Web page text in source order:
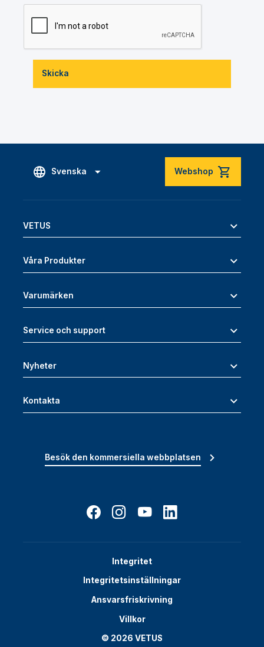
Skicka
Svenska Webshop
VETUS
Våra Produkter
Varumärken
Service och support
Nyheter
Kontakta
Besök den kommersiella webbplatsen
Integritet
Integritetsinställningar
Ansvarsfriskrivning
Villkor
© 2026 VETUS